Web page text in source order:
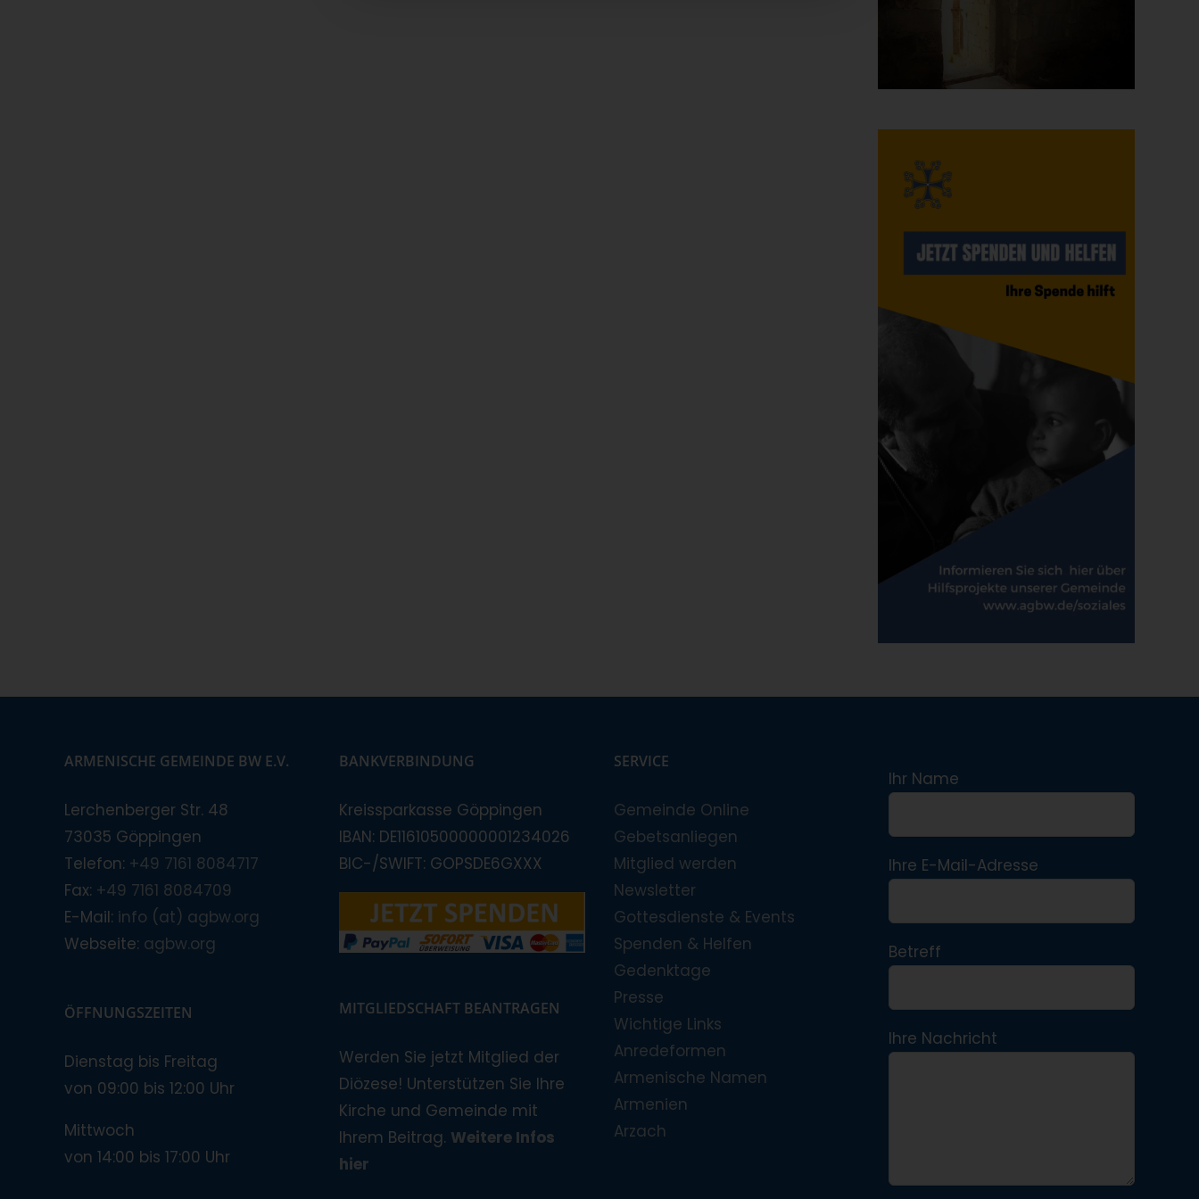
ARMENISCHE GEMEINDE BW E.V.
Lerchenberger Str. 48
73035 Göppingen
Telefon: +49 7161 8084717
Fax: +49 7161 8084709
E-Mail: info (at) agbw.org
Webseite: agbw.org
ÖFFNUNGSZEITEN
Dienstag bis Freitag
von 09:00 bis 12:00 Uhr
Mittwoch
von 14:00 bis 17:00 Uhr
BANKVERBINDUNG
Kreissparkasse Göppingen
IBAN: DE11610500000001234026
BIC-/SWIFT: GOPSDE6GXXX
MITGLIEDSCHAFT BEANTRAGEN
Werden Sie jetzt Mitglied der
Diözese! Unterstützen Sie Ihre
Kirche und Gemeinde mit
Ihrem Beitrag. Weitere Infos
hier
SERVICE
Gemeinde Online
Gebetsanliegen
Mitglied werden
Newsletter
Gottesdienste & Events
Spenden & Helfen
Gedenktage
Presse
Wichtige Links
Anredeformen
Armenische Namen
Armenien
Arzach
Ihr Name
Ihre E-Mail-Adresse
Betreff
Ihre Nachricht